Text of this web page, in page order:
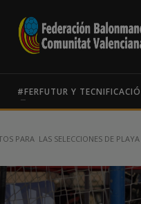
#FERFUTUR Y
PARA LAS SELECCIONES DE